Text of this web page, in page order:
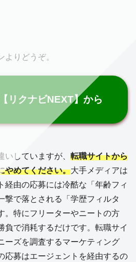
よりどうぞ。
リクナビNEXT】から
していますが、 転職サイトから
やめてください。大手メディアは
経由の応募には冷酷な「年齢フィ
撃で落とされる「学歴フィルタ
。特にフリーターやニートの方
負で消耗するだけです。転職サイ
ーズを調査するマーケティング
応募はエージェントを経由するの